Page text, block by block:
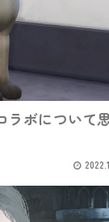
ラボについて